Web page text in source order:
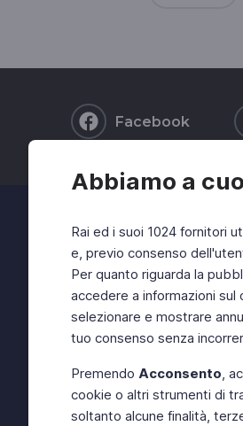
Abbiamo a
Rai ed i suoi 1024 fornitori
e, previo consenso
Per quanto riguarda la
accedere a informazioni
selezionare e mostrare
tuo consenso senza
Premendo Acconsento,
cookie o altri strumenti di
soltanto alcune finalità,
Facebook